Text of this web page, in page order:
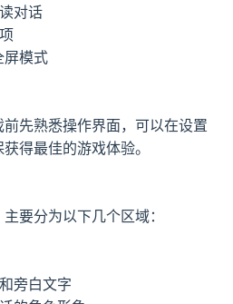
对话
屏模式
先熟悉操作界面，可以在设置
得最佳的游戏体验。
要分为以下几个区域：
旁白文字